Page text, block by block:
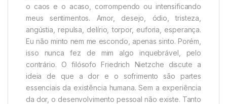
o caos e o acaso, corrompendo ou intensificando
meus sentimentos. Amor, desejo, ódio, tristeza,
angústia, repulsa, delírio, torpor, euforia, esperança.
Eu não minto nem me escondo, apenas sinto. Porém,
isso nunca fez de mim algo inquebrável, pelo
contrário. O filósofo Friedrich Nietzche discute a
ideia de que a dor e o sofrimento são partes
essenciais da existência humana. Sem a experiência
da dor, o desenvolvimento pessoal não existe. Tanto